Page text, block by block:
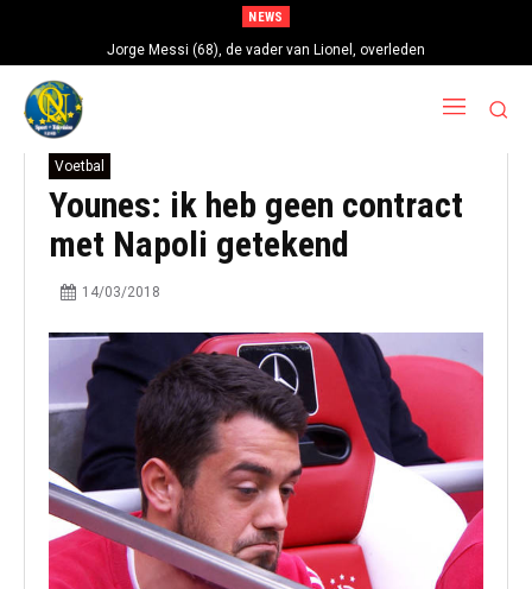
NEWS
Jorge Messi (68), de vader van Lionel, overleden
Voetbal
Younes: ik heb geen contract
met Napoli getekend
14/03/2018